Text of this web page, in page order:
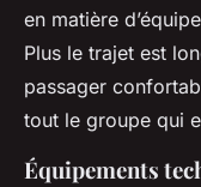
en matière
Plus le trajet est
passager
tout le groupe qui
Équipements